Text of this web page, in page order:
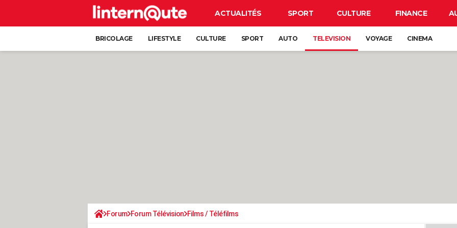
ACTUALITÉS SPORT CULTURE FINANCE
BRICOLAGE LIFESTYLE CULTURE SPORT AUTO TELEVISION VOYAGE CINEMA
Forum Forum Télévision Films / Téléfilms